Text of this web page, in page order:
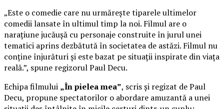
„Este o comedie care nu urmărește tiparele ultimelor
comedii lansate în ultimul timp la noi. Filmul are o
narațiune jucăușă cu personaje construite în jurul unei
tematici aprins dezbătută în societatea de astăzi. Filmul nu
conține înjurături și este bazat pe situații inspirate din viața
reală.”, spune regizorul Paul Decu.
Echipa filmului „În pielea mea”, scris și regizat de Paul
Decu, propune spectatorilor o abordare amuzantă a unei